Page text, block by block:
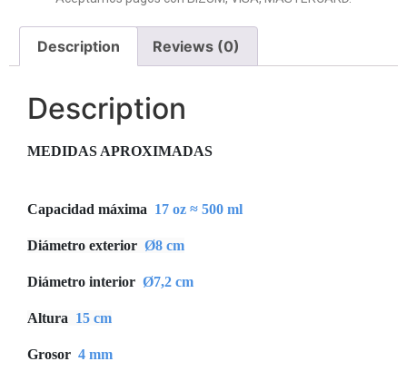
Description Reviews (0)
Description
MEDIDAS APROXIMADAS
Capacidad máxima 17 oz ≈ 500 ml
Diámetro exterior Ø8 cm
Diámetro interior Ø7,2 cm
Altura 15 cm
Grosor 4 mm